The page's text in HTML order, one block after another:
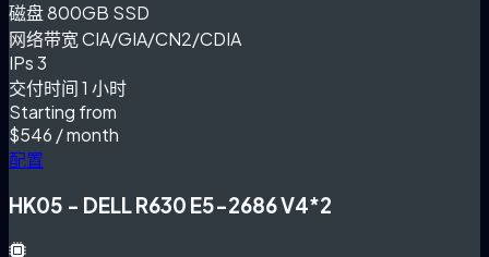
磁盘800GB SSD
网络带宽CIA/GIA/CN2/CDIA
IPs3
交付时间1 小时
Starting from
$546 / month
配置
HK05 - DELL R630 E5-2686 V4*2